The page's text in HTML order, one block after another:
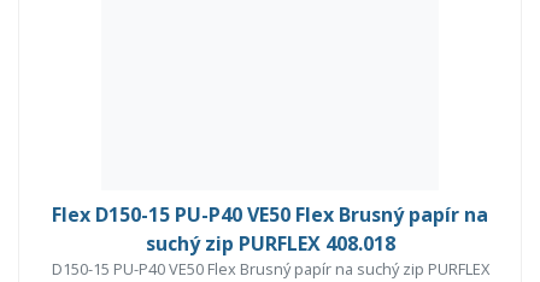
Flex D150-15 PU-P40 VE50 Flex Brusný papír na
suchý zip PURFLEX 408.018
D150-15 PU-P40 VE50 Flex Brusný papír na suchý zip PURFLEX